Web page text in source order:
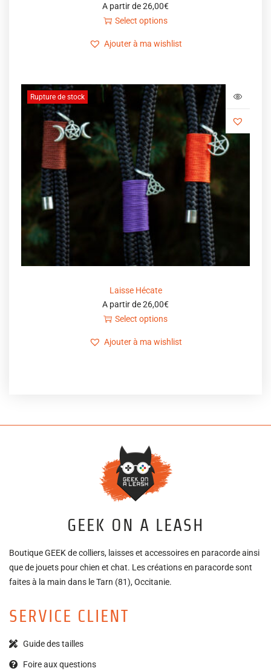
A partir de26,00€
Select options
Ajouter à ma wishlist
Rupture de stock
Laisse Hécate
A partir de26,00€
Select options
Ajouter à ma wishlist
GEEK ON A LEASH
Boutique GEEK de colliers, laisses et accessoires en paracorde ainsi
que de jouets pour chien et chat. Les créations en paracorde sont
faites à la main dans le Tarn (81), Occitanie.
SERVICE CLIENT
Guide des tailles
Foire aux questions